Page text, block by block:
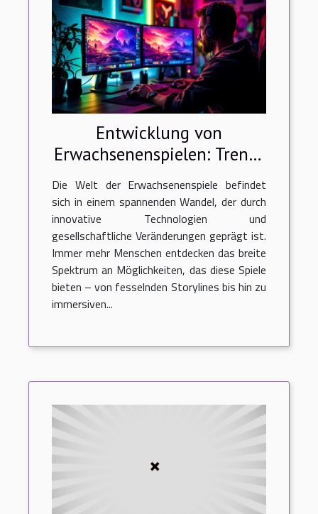
Entwicklung von
Erwachsenenspielen: Trends
und Zukunftsaussichten
Die Welt der Erwachsenenspiele befindet
sich in einem spannenden Wandel, der durch
innovative Technologien und
gesellschaftliche Veränderungen geprägt ist.
Immer mehr Menschen entdecken das breite
Spektrum an Möglichkeiten, das diese Spiele
bieten – von fesselnden Storylines bis hin zu
immersiven...